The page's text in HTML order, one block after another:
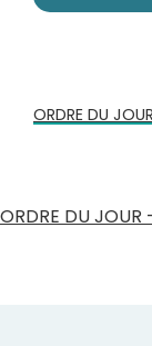
ORDRE DU
ORDRE DU